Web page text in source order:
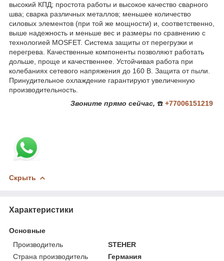
высокий КПД; простота работы и высокое качество сварного
шва; сварка различных металлов; меньшее количество
силовых элементов (при той же мощности) и, соответственно,
выше надежность и меньше вес и размеры по сравнению с
технологией MOSFET. Система защиты от перегрузки и
перегрева. Качественные компоненты позволяют работать
дольше, проще и качественнее. Устойчивая работа при
колебаниях сетевого напряжения до 160 В. Защита от пыли.
Принудительное охлаждение гарантируют увеличенную
производительность.
Звоните прямо сейчас, ☎️ +77006151219
Скрыть
Характеристики
Основные
Производитель
STEHER
Страна производитель
Германия